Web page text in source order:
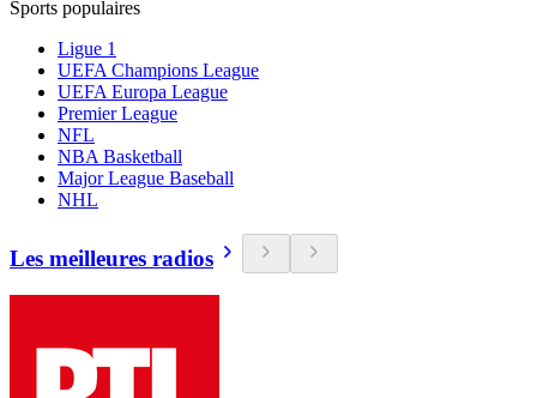
Sports populaires
Ligue 1
UEFA Champions League
UEFA Europa League
Premier League
NFL
NBA Basketball
Major League Baseball
NHL
Les meilleures radios